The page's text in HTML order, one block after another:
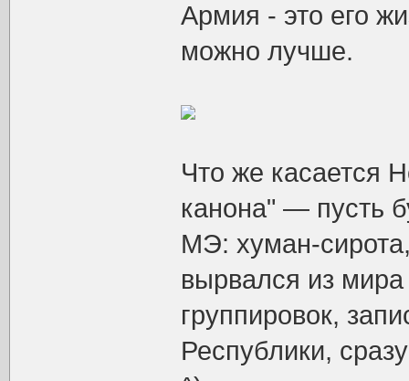
Армия - это его
можно лучше.
Что же касается
канона" — пусть
МЭ: хуман-
вырвался из мира
группировок,
Республики,